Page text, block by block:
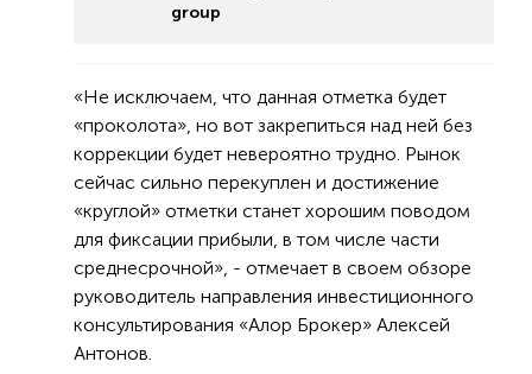
group
«Не исключаем, что данная отметка будет
«проколота», но вот закрепиться над ней без
коррекции будет невероятно трудно. Рынок
сейчас сильно перекуплен и достижение
«круглой» отметки станет хорошим поводом
для фиксации прибыли, в том числе части
среднесрочной», - отмечает в своем обзоре
руководитель направления инвестиционного
консультирования «Алор Брокер» Алексей
Антонов.